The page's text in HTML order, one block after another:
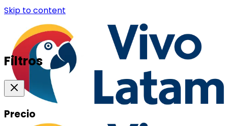
Skip to content
Filtros
Precio